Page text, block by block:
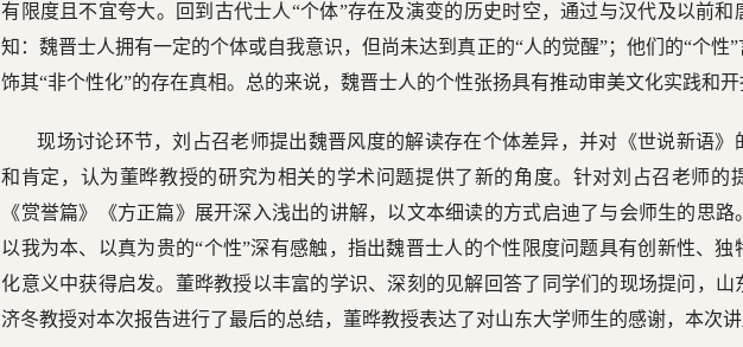
有限度且不宜夸大。回到古代士人“个体”存在及演变的历史时空，通过与汉代及以前
知：魏晋士人拥有一定的个体或自我意识，但尚未达到真正的“人的觉醒”；他们的“个性
饰其“非个性化”的存在真相。总的来说，魏晋士人的个性张扬具有推动审美文化实践和开
现场讨论环节，刘占召老师提出魏晋风度的解读存在个体差异，并对《世说新语》
和肯定，认为董晔教授的研究为相关的学术问题提供了新的角度。针对刘占召老师的
《赏誉篇》《方正篇》展开深入浅出的讲解，以文本细读的方式启迪了与会师生的思
以我为本、以真为贵的“个性”深有感触，指出魏晋士人的个性限度问题具有创新性、
化意义中获得启发。董晔教授以丰富的学识、深刻的见解回答了同学们的现场提问，山
济冬教授对本次报告进行了最后的总结，董晔教授表达了对山东大学师生的感谢，本次讲